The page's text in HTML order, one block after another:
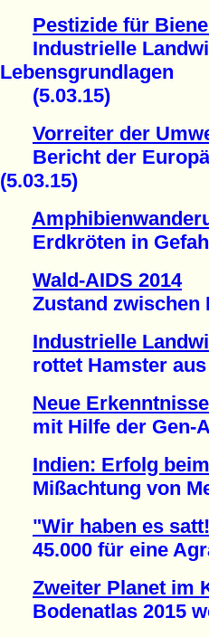
Pestizide für
Industrielle
Lebensgrundlagen
(5.03.15)
Vorreiter der
Bericht der
(5.03.15)
Erdkröten in
Wald-AIDS 2014
Zustand zwischen
Industrielle
rottet Hamster aus
Neue
mit Hilfe der Gen-
Indien: Erfolg
Mißachtung von
"Wir haben es
45.000 für eine
Zweiter Planet im
Bodenatlas 2015